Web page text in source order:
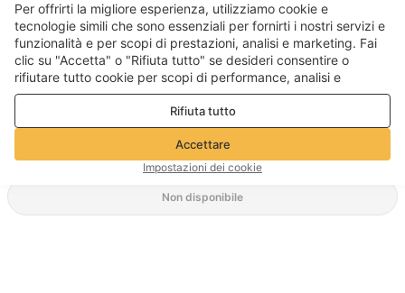
Non disponibile
€ EUR Italy
©2026 Voghion
Termini & Condizioni
Politica sulla privacy e sui cookie
Linee guida della community
Per offrirti la migliore esperienza, utilizziamo cookie e
tecnologie simili che sono essenziali per fornirti i nostri servizi e
funzionalità e per scopi di prestazioni, analisi e marketing. Fai
clic su "Accetta" o "Rifiuta tutto" se desideri consentire o
rifiutare tutto cookie per scopi di performance, analisi e
marketing. Per maggiori dettagli consultare la nostraPolitica
Rifiuta tutto
Accettare
Impostazioni dei cookie